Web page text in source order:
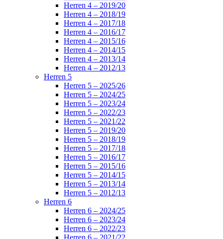
Herren 4 – 2019/20
Herren 4 – 2018/19
Herren 4 – 2017/18
Herren 4 – 2016/17
Herren 4 – 2015/16
Herren 4 – 2014/15
Herren 4 – 2013/14
Herren 4 – 2012/13
Herren 5
Herren 5 – 2025/26
Herren 5 – 2024/25
Herren 5 – 2023/24
Herren 5 – 2022/23
Herren 5 – 2021/22
Herren 5 – 2019/20
Herren 5 – 2018/19
Herren 5 – 2017/18
Herren 5 – 2016/17
Herren 5 – 2015/16
Herren 5 – 2014/15
Herren 5 – 2013/14
Herren 5 – 2012/13
Herren 6
Herren 6 – 2024/25
Herren 6 – 2023/24
Herren 6 – 2022/23
Herren 6 – 2021/22